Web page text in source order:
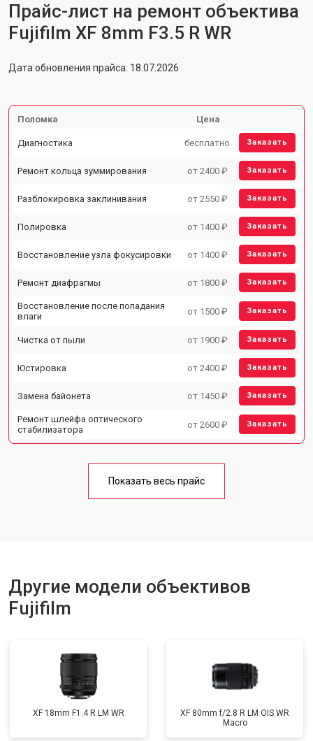
Прайс-лист на ремонт объектива
Fujifilm XF 8mm F3.5 R WR
Дата обновления прайса: 18.07.2026
Поломка Цена
Диагностика бесплатно Заказать
Ремонт кольца зуммирования от 2400 ₽ Заказать
Разблокировка заклинивания от 2550 ₽ Заказать
Полировка от 1400 ₽ Заказать
Восстановление узла фокусировки от 1400 ₽ Заказать
Ремонт диафрагмы от 1800 ₽ Заказать
Восстановление после попадания
влаги
от 1500 ₽ Заказать
Чистка от пыли от 1900 ₽ Заказать
Юстировка от 2400 ₽ Заказать
Замена байонета от 1450 ₽ Заказать
Ремонт шлейфа оптического
стабилизатора
от 2600 ₽ Заказать
Показать весь прайс
Другие модели объективов
Fujifilm
XF 18mm F1.4 R LM WR
XF 80mm f/2.8 R LM OIS WR
Macro